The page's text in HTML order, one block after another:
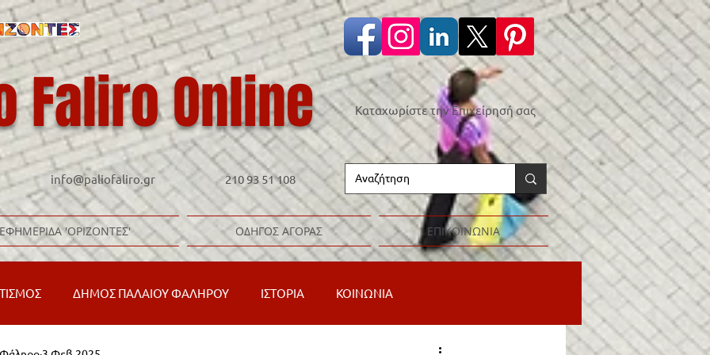
Faliro Online
info@paliofaliro.gr 210 93 51 108
Καταχωρίστε την Επιχείρησή σας
'ΟΡΙΖΟΝΤΕΣ' ΟΔΗΓΟΣ ΑΓΟΡΑΣ ΕΠΙΚΟΙΝΩΝΙΑ
ΔΗΜΟΣ ΠΑΛΑΙΟΥ ΦΑΛΗΡΟΥ ΙΣΤΟΡΙΑ ΚΟΙΝΩΝΙΑ